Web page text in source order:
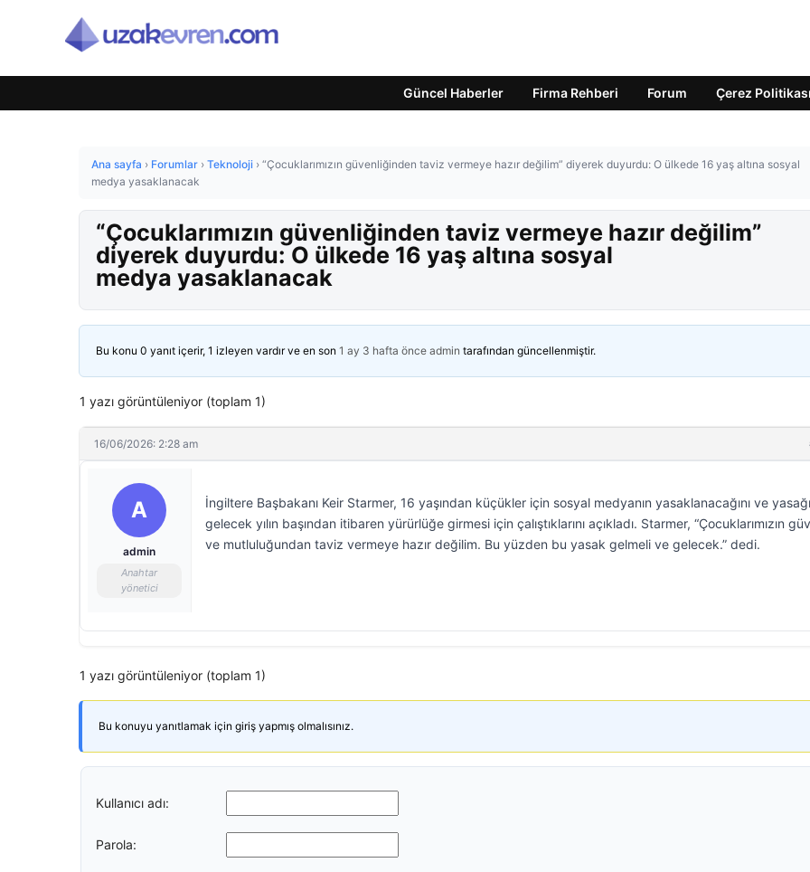
Güncel Haberler Firma Rehberi Forum Çerez Politikası
Ana sayfa › Forumlar › Teknoloji › “Çocuklarımızın güvenliğinden taviz vermeye hazır değilim” diyerek duyurdu: O ülkede 16 yaş altına sosyal
medya yasaklanacak
“Çocuklarımızın güvenliğinden taviz vermeye hazır değilim”
diyerek duyurdu: O ülkede 16 yaş altına sosyal
medya yasaklanacak
Bu konu 0 yanıt içerir, 1 izleyen vardır ve en son 1 ay 3 hafta önce admin tarafından güncellenmiştir.
1 yazı görüntüleniyor (toplam 1)
16/06/2026: 2:28 am
A
admin
Anahtar
yönetici
İngiltere Başbakanı Keir Starmer, 16 yaşından küçükler için sosyal medyanın yasaklanacağını ve
gelecek yılın başından itibaren yürürlüğe girmesi için çalıştıklarını açıkladı. Starmer, “Çocuklarımızın
ve mutluluğundan taviz vermeye hazır değilim. Bu yüzden bu yasak gelmeli ve gelecek.” dedi.
1 yazı görüntüleniyor (toplam 1)
Bu konuyu yanıtlamak için giriş yapmış olmalısınız.
Kullanıcı adı:
Parola: